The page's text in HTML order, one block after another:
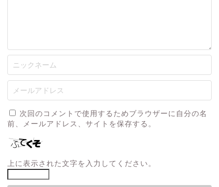
次回のコメントで使用するためブラウザーに自分の名
前、メールアドレス、サイトを保存する。
上に表示された文字を入力してください。